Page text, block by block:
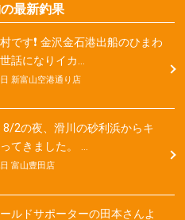
最新釣果
です❗ 金沢金石港出船のひまわ
話になりイカ…
新富山空港通り店
8/2の夜、滑川の砂利浜からキ
てきました。 …
富山豊田店
ルドサポーターの田本さんよ